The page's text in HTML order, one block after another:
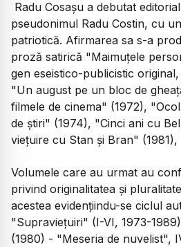
Radu Cosaşu a debutat
pseudonimul Radu Costin, cu
patriotică. Afirmarea sa s-a
proză satirică "Maimuţele
gen eseistico-publicistic
"Un august pe un bloc de
filmele de cinema" (1972),
de ştiri" (1974), "Cinci ani cu
vieţuire cu Stan şi Bran"
Volumele care au urmat au
privind originalitatea şi
acestea evidenţiindu-se ciclul
"Supravieţuiri" (I-VI, 1973-
(1980) - "Meseria de nuvelist",